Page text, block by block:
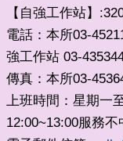
【自強工作站】
電話：本所03-
強工作站 03-
傳真：本所03-
上班時間：星期一
12:00~13:00服務